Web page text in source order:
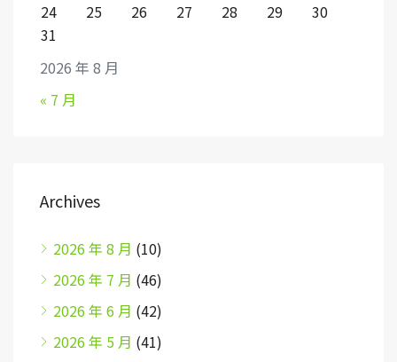
2026 年 8 月
24
25 26 27 28 29
30
31
« 7 月
Archives
2026 年 8 月 (10)
2026 年 7 月 (46)
2026 年 6 月 (42)
2026 年 5 月 (41)